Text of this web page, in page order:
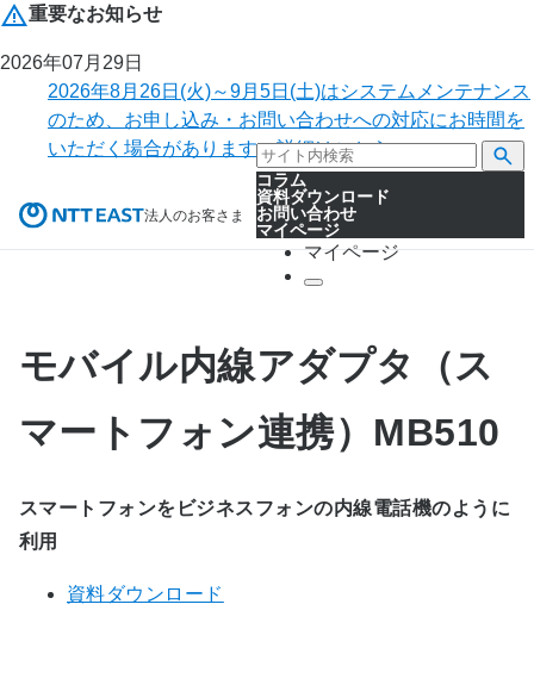
重要なお知らせ
2026年07月29日
2026年8月26日(火)～9月5日(土)はシステムメンテナンス
のため、お申し込み・お問い合わせへの対応にお時間を
いただく場合があります。詳細はこちら。
法人のお客さま
コラム
資料ダウンロード
お問い合わせ
マイページ
マイページ
モバイル内線アダプタ（ス
マートフォン連携）MB510
スマートフォンをビジネスフォンの内線電話機のように
利用
資料ダウンロード